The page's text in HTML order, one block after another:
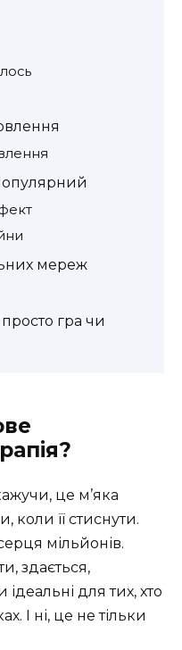
мереж
гра чи
це м’яка
коли її стиснути.
мільйонів.
здається,
ідеальні для тих, хто
І ні, це не тільки